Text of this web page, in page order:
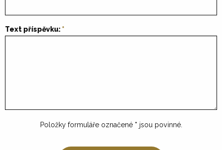
Text příspěvku:
Položky formuláře označené * jsou povinné.